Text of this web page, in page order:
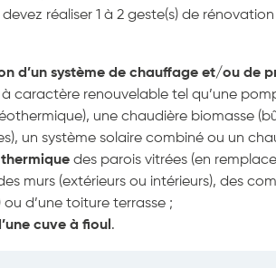
réaliser 1 à 2 geste(s) de
d’un système de chauffage et/ou de
à caractère renouvelable tel qu’une
une chaudière biomasse
un système solaire combiné ou un
des parois vitrées (en
murs (extérieurs ou intérieurs), des
ou d’une toiture terrasse ;
cuve à fioul .